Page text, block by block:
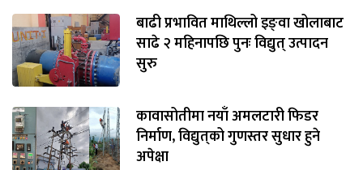
बाढी प्रभावित माथिल्लो इङ्‌वा खोलाबाट
साढे २ महिनापछि पुनः विद्युत् उत्पादन
सुरु
कावासोतीमा नयाँ अमलटारी फिडर
निर्माण, विद्युत्‌को गुणस्तर सुधार हुने
अपेक्षा